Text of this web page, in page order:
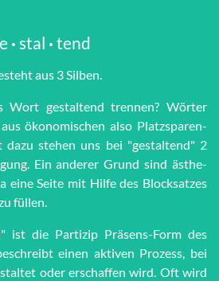
· stal · tend
aus 3 Silben.
Wort ge­stal­tend trennen? Wörter
öko­no­mi­schen also Platz­spar­en­
dazu stehen uns bei "ge­stal­tend" 2
Ein anderer Grund sind äs­the­
eine Seite mit Hilfe des Block­satzes
füllen.
ist die Partizip Präsens-Form des
einen aktiven Prozess, bei
oder erschaffen wird. Oft wird